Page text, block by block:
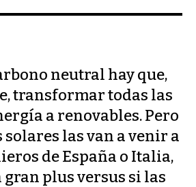
neutral hay que,
transformar todas las
a renovables. Pero
las van a venir a
de España o Italia,
gran plus versus si las